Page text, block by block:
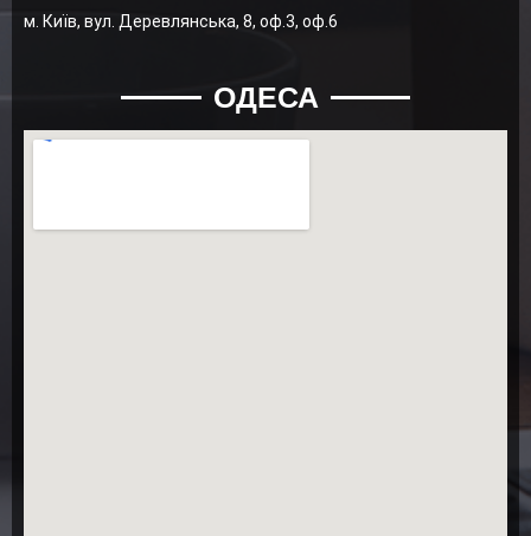
м. Київ, вул. Деревлянська, 8, оф.3, оф.6
ОДЕСА